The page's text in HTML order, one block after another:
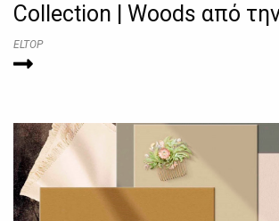
Collection | Woods από
ELTOP